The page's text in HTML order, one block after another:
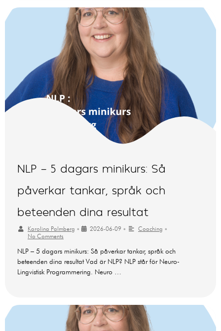
NLP – 5 dagars minikurs: Så
påverkar tankar, språk och
beteenden dina resultat
Karolina Palmberg • 2026-06-09 • Coaching •
No Comments
NLP – 5 dagars minikurs: Så påverkar tankar, språk och
beteenden dina resultat Vad är NLP? NLP står för Neuro-
Lingvistisk Programmering. Neuro …